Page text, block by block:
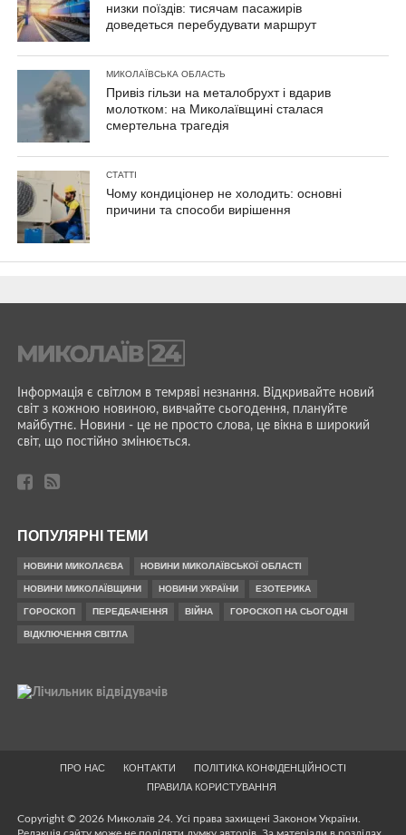
низки поїздів: тисячам пасажирів
доведеться перебудувати маршрут
МИКОЛАЇВСЬКА ОБЛАСТЬ
Привіз гільзи на металобрухт і вдарив
молотком: на Миколаївщині сталася
смертельна трагедія
СТАТТІ
Чому кондиціонер не холодить: основні
причини та способи вирішення
Інформація є світлом в темряві незнання. Відкривайте новий
світ з кожною новиною, вивчайте сьогодення, плануйте
майбутнє. Новини - це не просто слова, це вікна в широкий
світ, що постійно змінюється.
ПОПУЛЯРНІ ТЕМИ
НОВИНИ МИКОЛАЄВА НОВИНИ МИКОЛАЇВСЬКОЇ ОБЛАСТІ
НОВИНИ МИКОЛАЇВЩИНИ НОВИНИ УКРАЇНИ ЕЗОТЕРИКА
ГОРОСКОП ПЕРЕДБАЧЕННЯ ВІЙНА ГОРОСКОП НА СЬОГОДНІ
ВІДКЛЮЧЕННЯ СВІТЛА
ПРО НАС КОНТАКТИ
ПОЛІТИКА КОНФІДЕНЦІЙНОСТІ
ПРАВИЛА КОРИСТУВАННЯ
Copyright © 2026 Миколаїв 24. Усі права захищені Законом України.